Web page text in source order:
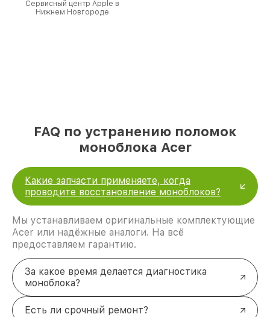
Сервисный центр Apple в
Нижнем Новгороде
FAQ по устранению поломок
моноблока Acer
Какие запчасти применяете, когда
проводите восстановление моноблоков?
Мы устанавливаем оригинальные комплектующие
Acer или надёжные аналоги. На всё
предоставляем гарантию.
За какое время делается диагностика
моноблока?
Есть ли срочный ремонт?